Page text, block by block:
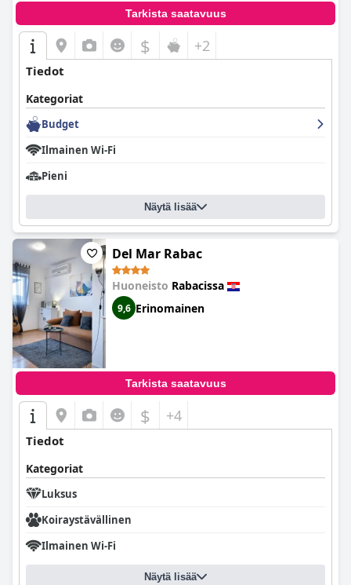
Tarkista saatavuus
$ +2
Tiedot
Kategoriat
Budget
Ilmainen Wi-Fi
Pieni
Näytä lisää
Del Mar Rabac
Huoneisto Rabacissa
9,6 Erinomainen
Tarkista saatavuus
$ +4
Tiedot
Kategoriat
Luksus
Koiraystävällinen
Ilmainen Wi-Fi
Näytä lisää